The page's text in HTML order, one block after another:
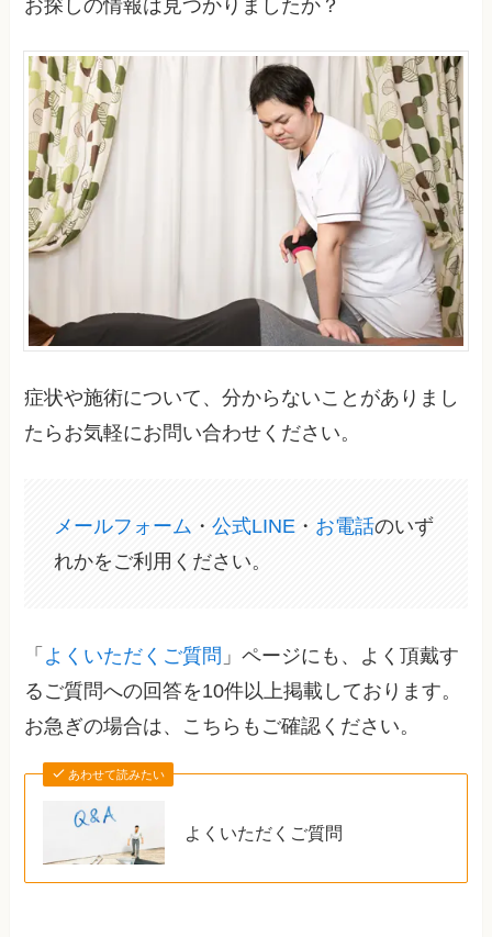
お探しの情報は見つかりましたか？
症状や施術について、分からないことがありまし
たらお気軽にお問い合わせください。
メールフォーム ・公式LINE ・ お電話のいず
れかをご利用ください。
「 よくいただくご質問 」ページにも、よく頂戴す
るご質問への回答を10件以上掲載しております。
お急ぎの場合は、こちらもご確認ください。
あわせて読みたい
よくいただくご質問